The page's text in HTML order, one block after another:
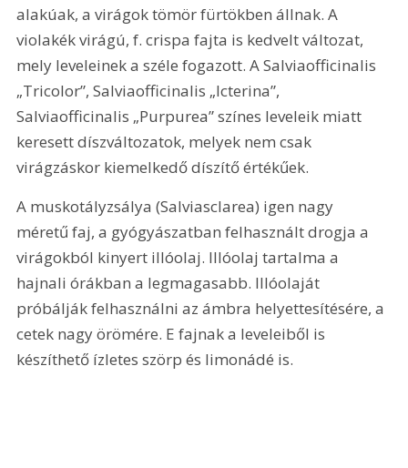
alakúak, a virágok tömör fürtökben állnak. A
violakék virágú, f. crispa fajta is kedvelt változat,
mely leveleinek a széle fogazott. A Salviaofficinalis
„Tricolor”, Salviaofficinalis „Icterina”,
Salviaofficinalis „Purpurea” színes leveleik miatt
keresett díszváltozatok, melyek nem csak
virágzáskor kiemelkedő díszítő értékűek.
A muskotályzsálya (Salviasclarea) igen nagy
méretű faj, a gyógyászatban felhasznált drogja a
virágokból kinyert illóolaj. Illóolaj tartalma a
hajnali órákban a legmagasabb. Illóolaját
próbálják felhasználni az ámbra helyettesítésére, a
cetek nagy örömére. E fajnak a leveleiből is
készíthető ízletes szörp és limonádé is.